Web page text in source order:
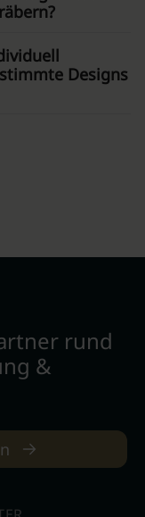
Designs
rund
&